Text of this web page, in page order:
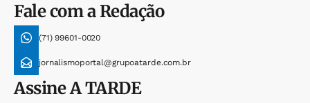
Fale com a Redação
(71) 99601-0020
jornalismoportal@grupoatarde.com.br
AssineA TARDE